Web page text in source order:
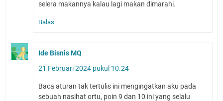
selera makannya kalau lagi makan dimarahi.
Balas
Ide Bisnis MQ
21 Februari 2024 pukul 10.24
Baca aturan tak tertulis ini mengingatkan aku pada
sebuah nasihat ortu, poin 9 dan 10 ini yang selalu